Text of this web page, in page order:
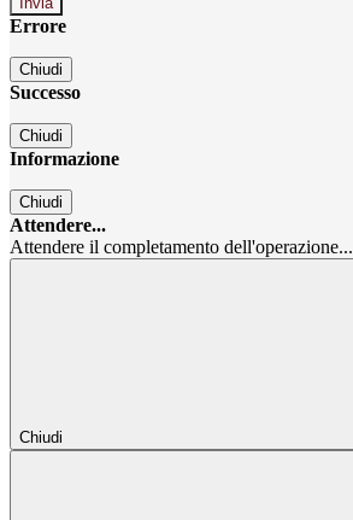
Errore
Chiudi
Successo
Chiudi
Informazione
Chiudi
Attendere...
Attendere il completamento dell'operazione...
Chiudi